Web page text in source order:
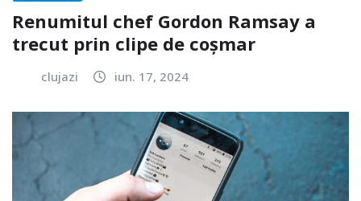
Renumitul chef Gordon Ramsay a
trecut prin clipe de coșmar
clujazi iun. 17, 2024